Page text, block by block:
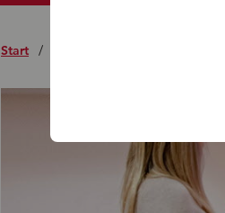
Start / Högt förtroende för vården i